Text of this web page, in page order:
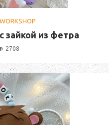
зайкой из фетра
2708